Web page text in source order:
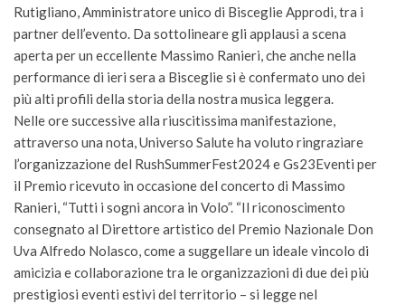
Rutigliano, Amministratore unico di Bisceglie Approdi, tra i
partner dell’evento. Da sottolineare gli applausi a scena
aperta per un eccellente Massimo Ranieri, che anche nella
performance di ieri sera a Bisceglie si è confermato uno dei
più alti profili della storia della nostra musica leggera.
Nelle ore successive alla riuscitissima manifestazione,
attraverso una nota, Universo Salute ha voluto ringraziare
l’organizzazione del RushSummerFest2024 e Gs23Eventi per
il Premio ricevuto in occasione del concerto di Massimo
Ranieri, “Tutti i sogni ancora in Volo”. “Il riconoscimento
consegnato al Direttore artistico del Premio Nazionale Don
Uva Alfredo Nolasco, come a suggellare un ideale vincolo di
amicizia e collaborazione tra le organizzazioni di due dei più
prestigiosi eventi estivi del territorio – si legge nel